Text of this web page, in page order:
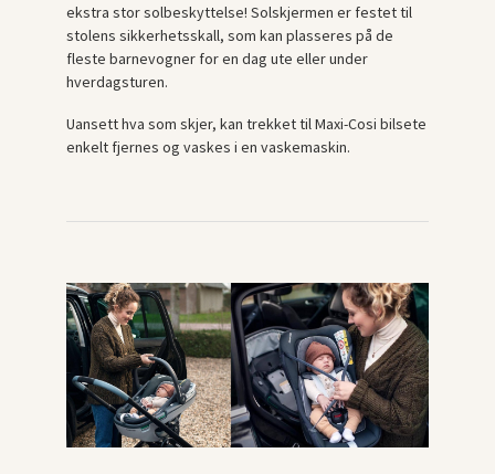
ekstra stor solbeskyttelse! Solskjermen er festet til
stolens sikkerhetsskall, som kan plasseres på de
fleste barnevogner for en dag ute eller under
hverdagsturen.
Uansett hva som skjer, kan trekket til Maxi-Cosi bilsete
enkelt fjernes og vaskes i en vaskemaskin.